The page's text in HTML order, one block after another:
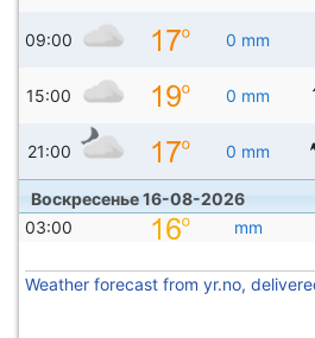
09:00 0 mm
15:00 0 mm
21:00 0 mm
Воскресенье 16-08-2026
03:00
mm
Weather forecast from yr.no,